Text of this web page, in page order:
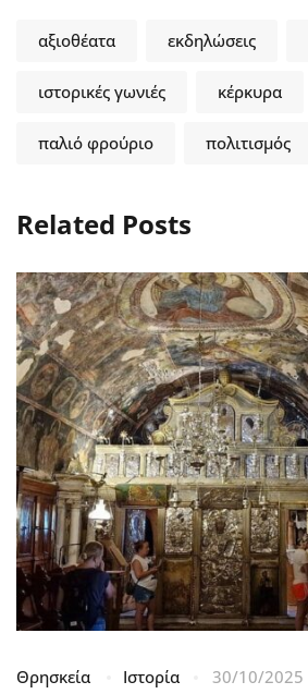
αξιοθέατα εκδηλώσεις
ιστορικές γωνιές κέρκυρα
παλιό φρούριο πολιτισμός
Related Posts
Θρησκεία Ιστορία 30/10/2025